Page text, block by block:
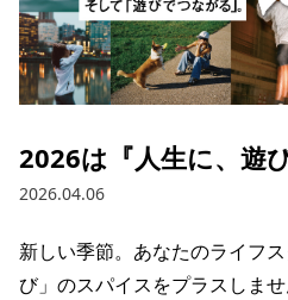
CONTENTS
ブランド一覧
特集一覧
2026は『人生に、遊
2026.04.06
新しい季節。あなたのライフ
び」のスパイスをプラスしませ